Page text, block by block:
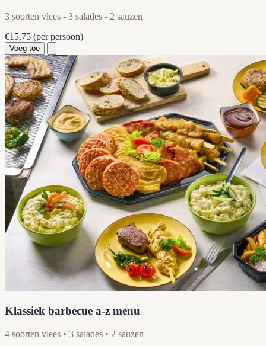
3 soorten vlees - 3 salades - 2 sauzen
€15,75 (per persoon)
Voeg toe
Klassiek barbecue a-z menu
4 soorten vlees • 3 salades • 2 sauzen